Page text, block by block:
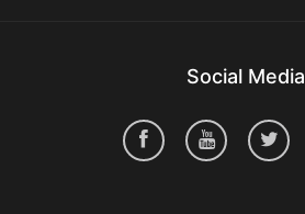
Social Media